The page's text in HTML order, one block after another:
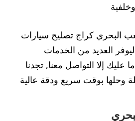
البحري كراج تصليح سيارات
العديد من الخدمات
عليك إلا التواصل معنا, تجدنا
وحلها بوقت سريع ودقة عالية